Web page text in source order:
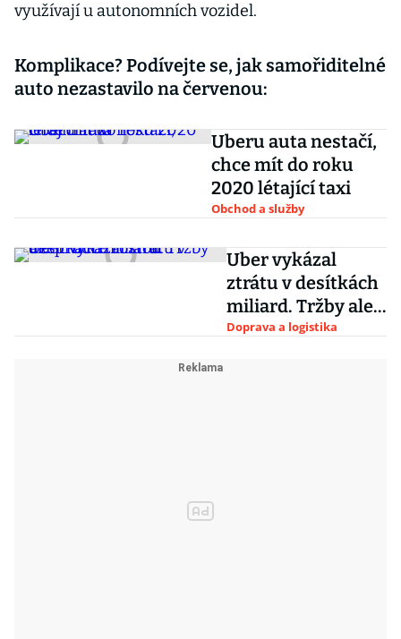
využívají u autonomních vozidel.
Komplikace? Podívejte se, jak samořiditelné
auto nezastavilo na červenou:
Uberu auta nestačí,
chce mít do roku
2020 létající taxi
Obchod a služby
Uber vykázal
ztrátu v desítkách
miliard. Tržby ale
prudce rostou
Doprava a logistika